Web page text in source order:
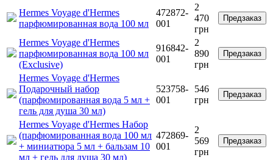
Hermes Voyage d'Hermes
парфюмированная вода 100 мл
472872-
001
2
470
грн
Предзаказ
Hermes Voyage d'Hermes
парфюмированная вода 100 мл
(Exclusive)
916842-
001
2
890
грн
Предзаказ
Hermes Voyage d'Hermes
Подарочный набор
(парфюмированная вода 5 мл +
гель для душа 30 мл)
523758-
001
546
грн
Предзаказ
Hermes Voyage d'Hermes Набор
(парфюмированная вода 100 мл
+ миниатюра 5 мл + бальзам 10
мл + гель для душа 30 мл)
472869-
001
2
569
грн
Предзаказ